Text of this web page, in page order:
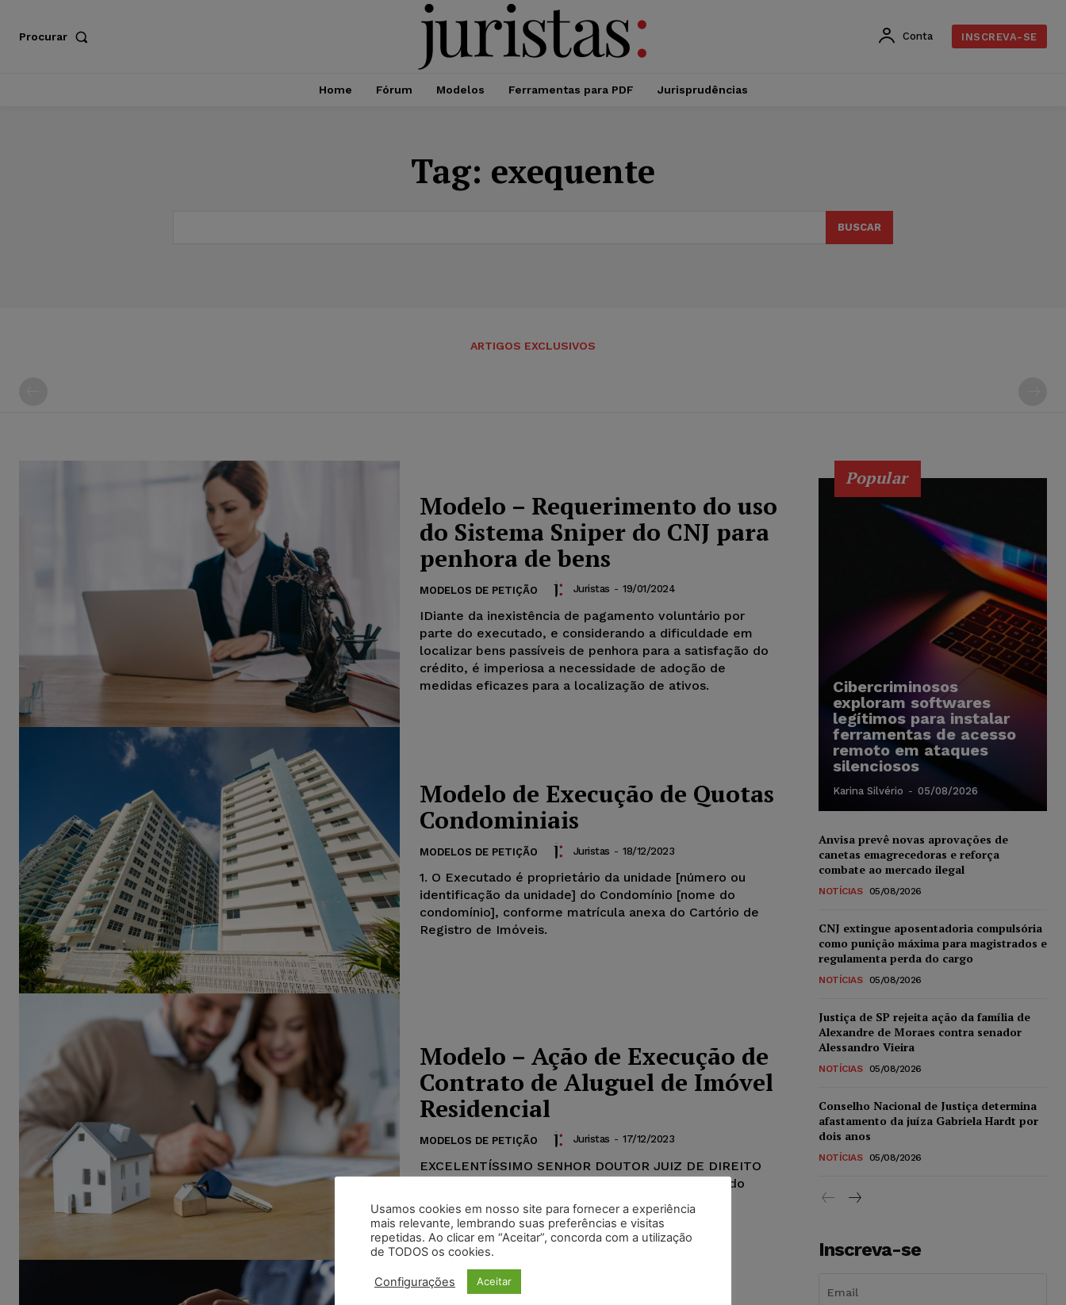
Procurar Conta INSCREVA-SE
Home Fórum Modelos Ferramentas para PDF Jurisprudências
Tag: exequente
BUSCAR
ARTIGOS EXCLUSIVOS
Modelo – Requerimento do uso
do Sistema Sniper do CNJ para
penhora de bens
MODELOS DE PETIÇÃO Juristas - 19/01/2024
IDiante da inexistência de pagamento voluntário por
parte do executado, e considerando a dificuldade em
localizar bens passíveis de penhora para a satisfação do
crédito, é imperiosa a necessidade de adoção de
medidas eficazes para a localização de ativos.
Modelo de Execução de Quotas
Condominiais
MODELOS DE PETIÇÃO Juristas - 18/12/2023
1. O Executado é proprietário da unidade [número ou
identificação da unidade] do Condomínio [nome do
condomínio], conforme matrícula anexa do Cartório de
Registro de Imóveis.
Modelo – Ação de Execução de
Contrato de Aluguel de Imóvel
Residencial
MODELOS DE PETIÇÃO Juristas - 17/12/2023
EXCELENTÍSSIMO SENHOR DOUTOR JUIZ DE DIREITO
Popular
Cibercriminosos
exploram softwares
legítimos para instalar
ferramentas de acesso
remoto em ataques
silenciosos
Karina Silvério - 05/08/2026
Anvisa prevê novas aprovações de
canetas emagrecedoras e reforça
combate ao mercado ilegal
NOTÍCIAS 05/08/2026
CNJ extingue aposentadoria compulsória
como punição máxima para magistrados e
regulamenta perda do cargo
NOTÍCIAS 05/08/2026
Justiça de SP rejeita ação da família de
Alexandre de Moraes contra senador
Alessandro Vieira
NOTÍCIAS 05/08/2026
Conselho Nacional de Justiça determina
afastamento da juíza Gabriela Hardt por
dois anos
NOTÍCIAS 05/08/2026
Inscreva-se
Usamos cookies em nosso site para fornecer a experiência
mais relevante, lembrando suas preferências e visitas
repetidas. Ao clicar em “Aceitar”, concorda com a utilização
de TODOS os cookies.
Configurações Aceitar